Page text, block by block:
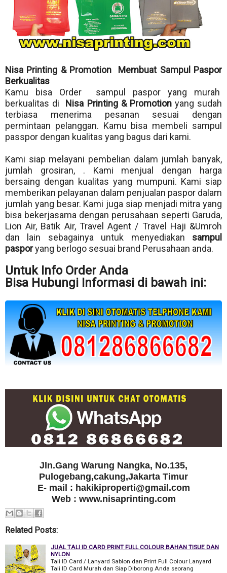
Nisa Printing & Promotion Membuat Sampul Paspor
Berkualitas
Kamu bisa Order sampul paspor yang murah
berkualitas di
Nisa Printing & Promotion yang sudah
terbiasa menerima pesanan sesuai dengan
permintaan pelanggan. Kamu bisa membeli sampul
passpor dengan kualitas yang bagus dari kami.
Kami siap melayani pembelian dalam jumlah banyak,
jumlah grosiran, . Kami menjual dengan harga
bersaing dengan kualitas yang mumpuni. Kami siap
memberikan pelayanan dalam penjualan paspor dalam
jumlah yang besar. Kami juga siap menjadi mitra yang
bisa bekerjasama dengan perusahaan seperti Garuda,
Lion Air, Batik Air, Travel Agent / Travel Haji &Umroh
dan lain sebagainya untuk menyediakan sampul
pasporyang berlogo sesuai brand Perusahaan anda.
Untuk Info Order Anda
Bisa Hubungi Informasi di bawah ini:
Jln.Gang Warung Nangka, No.135,
Pulogebang,cakung,Jakarta Timur
E- mail : hakikiproperti@gmail.com
Web : www.nisaprinting.com
Related Posts:
JUAL TALI ID CARD PRINT FULL COLOUR BAHAN TISUE DAN
NYLON
Tali ID Card / Lanyard Sablon dan Print Full Colour Lanyard
Tali ID Card Murah dan Siap Diborong Anda seorang